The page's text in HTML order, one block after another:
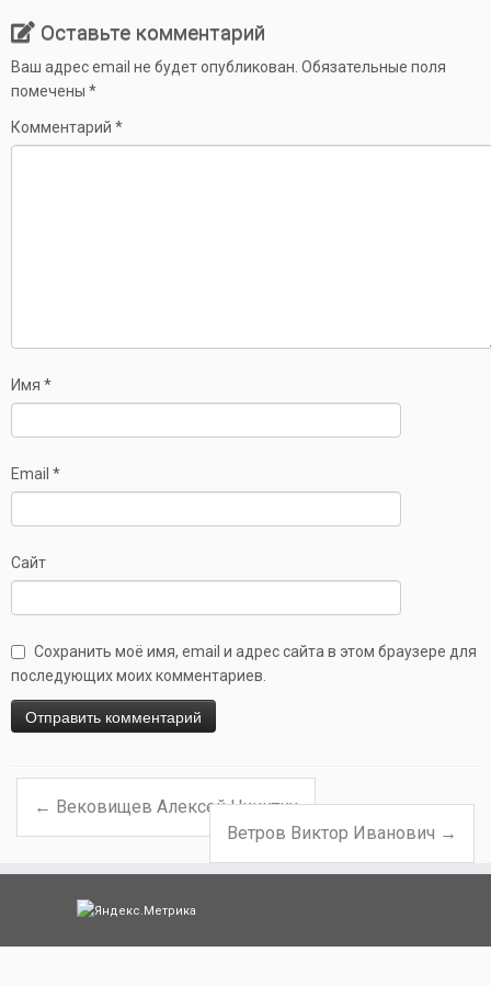
Оставьте комментарий
Ваш адрес email не будет опубликован. Обязательные поля
помечены *
Комментарий *
Имя *
Email *
Сайт
Сохранить моё имя, email и адрес сайта в этом браузере для
последующих моих комментариев.
Навигация по записям
← Вековищев Алексей Никитич
Ветров Виктор Иванович →